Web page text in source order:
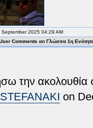
September 2025 04:29 AM
Comments on Γλώσσα 1η
την ακολουθία
on